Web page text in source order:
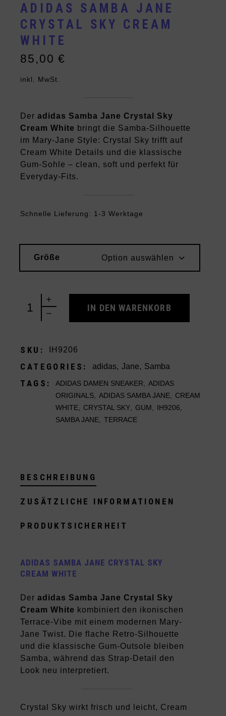
ADIDAS SAMBA JANE
CRYSTAL SKY CREAM
WHITE
85,00€
inkl. MwSt.
Deradidas Samba Jane Crystal Sky
Cream White bringt die Samba-Silhouette
im Mary-Jane Style: Crystal Sky trifft auf
Cream White Details und die klassische
Gum-Sohle – clean, soft und perfekt für
Everyday-Fits.
Schnelle Lieferung: 1-3 Werktage
Größe Option auswählen
adidas Samba Jane Crystal Sky Cream White
IN DEN WARENKORB
SKU: IH9206
CATEGORIES: adidas, Jane, Samba
TAGS: ADIDAS DAMEN SNEAKER ,ADIDAS
ORIGINALS ,ADIDAS SAMBA JANE
CREAM
WHITE
CRYSTAL SKY GUM IH9206
SAMBA JANE ,TERRACE
BESCHREIBUNG
ZUSÄTZLICHE INFORMATIONEN
PRODUKTSICHERHEIT
ADIDAS SAMBA JANE CRYSTAL SKY
CREAM WHITE
Deradidas Samba Jane Crystal Sky
Cream White kombiniert den ikonischen
Terrace-Vibe mit einem modernen Mary-
Jane Twist. Die flache Retro-Silhouette
und die klassische Gum-Outsole bleiben
Samba, während das Strap-Detail den
Look neu interpretiert.
Crystal Sky wirkt frisch und leicht, Cream